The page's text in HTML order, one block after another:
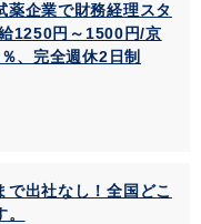
薬企業で財務経理スタ
1250円～1500円/京
、完全週休2日制
で出社なし！全国どこ